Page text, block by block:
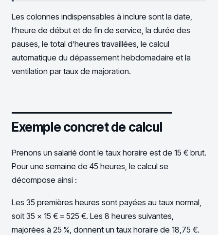
Les colonnes indispensables à inclure sont la date,
l’heure de début et de fin de service, la durée des
pauses, le total d’heures travaillées, le calcul
automatique du dépassement hebdomadaire et la
ventilation par taux de majoration.
Exemple concret de calcul
Prenons un salarié dont le taux horaire est de 15 € brut.
Pour une semaine de 45 heures, le calcul se
décompose ainsi :
Les 35 premières heures sont payées au taux normal,
soit 35 x 15 € = 525 €. Les 8 heures suivantes,
majorées à 25 %, donnent un taux horaire de 18,75 €.